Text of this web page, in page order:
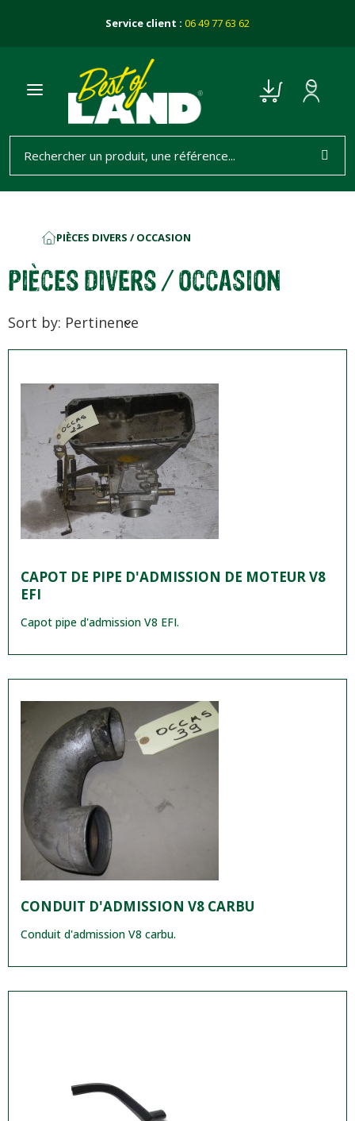
Service client : 06 49 77 63 62
PIÈCES DIVERS / OCCASION
PIÈCES DIVERS / OCCASION
Sort by: Pertinence
CAPOT DE PIPE D'ADMISSION DE MOTEUR V8
EFI
Capot pipe d'admission V8 EFI.
CONDUIT D'ADMISSION V8 CARBU
Conduit d'admission V8 carbu.